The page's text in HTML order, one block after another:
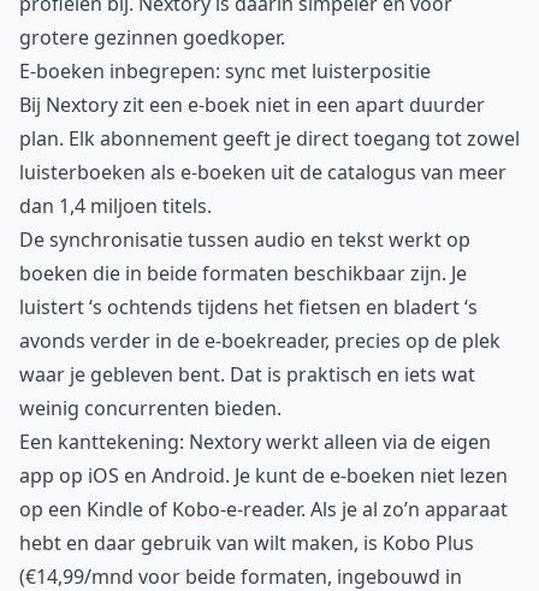
grotere gezinnen goedkoper.
E-boeken inbegrepen: sync met luisterpositie
Bij Nextory zit een e-boek niet in een apart duurder
plan. Elk abonnement geeft je direct toegang tot zowel
luisterboeken als e-boeken uit de catalogus van meer
dan 1,4 miljoen titels.
De synchronisatie tussen audio en tekst werkt op
boeken die in beide formaten beschikbaar zijn. Je
luistert ‘s ochtends tijdens het fietsen en bladert ‘s
avonds verder in de e-boekreader, precies op de plek
waar je gebleven bent. Dat is praktisch en iets wat
weinig concurrenten bieden.
Een kanttekening: Nextory werkt alleen via de eigen
app op iOS en Android. Je kunt de e-boeken niet lezen
op een Kindle of Kobo-e-reader. Als je al zo’n apparaat
hebt en daar gebruik van wilt maken, is Kobo Plus
(€14,99/mnd voor beide formaten, ingebouwd in